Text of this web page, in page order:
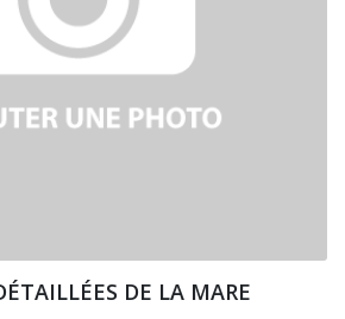
DE LA MARE